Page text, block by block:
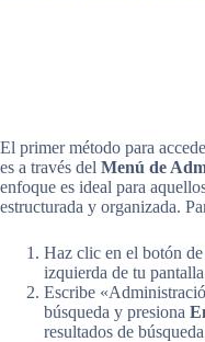
El primer método para
es a través del Menú de
enfoque es ideal para
estructurada y organizada.
Haz clic en el botón de
izquierda de tu
Escribe
búsqueda y presiona
resultados de